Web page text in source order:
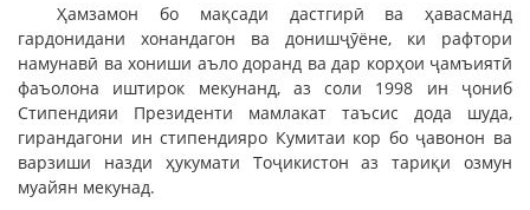
Ҳамзамон бо мақсади дастгирӣ ва ҳавасманд
гардонидани хонандагон ва донишҷӯёне, ки рафтори
намунавӣ ва хониши аъло доранд ва дар корҳои ҷамъиятӣ
фаъолона иштирок мекунанд, аз соли 1998 ин ҷониб
Стипендияи Президенти мамлакат таъсис дода шуда,
гирандагони ин стипендияро Кумитаи кор бо ҷавонон ва
варзиши назди ҳукумати Тоҷикистон аз тариқи озмун
муайян мекунад.